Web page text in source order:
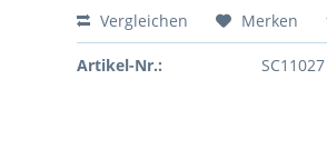
Vergleichen Merken
Artikel-Nr.: SC11027